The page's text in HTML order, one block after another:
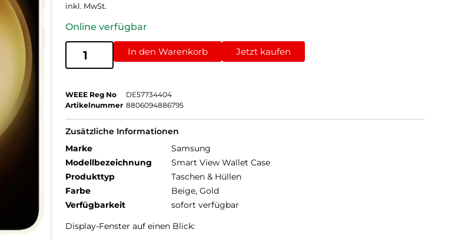
inkl. MwSt.
Online verfügbar
In den Warenkorb Jetzt kaufen
WEEE Reg No
DE57734404
Artikelnummer 8806094886795
Zusätzliche Informationen
Marke
Samsung
Modellbezeichnung
Smart View Wallet Case
Produkttyp
Taschen & Hüllen
Farbe
Beige, Gold
Verfügbarkeit
sofort verfügbar
Display-Fenster auf einen Blick: